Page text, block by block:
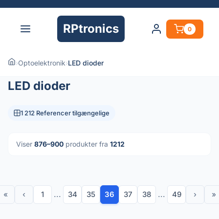
RPtronics 0
›Optoelektronik›LED dioder
LED dioder
1 212 Referencer tilgængelige
Viser 876–900 produkter fra 1212
« ‹ 1 ... 34 35 36 37 38 ... 49 › »